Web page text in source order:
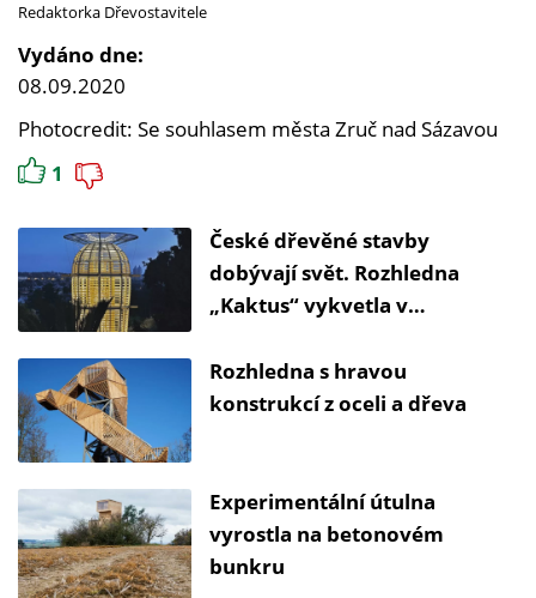
Redaktorka Dřevostavitele
Vydáno dne:
08.09.2020
Photocredit: Se souhlasem města Zruč nad Sázavou
1
České dřevěné stavby
dobývají svět. Rozhledna
„Kaktus“ vykvetla v
Rozhledna s hravou
konstrukcí z oceli a dřeva
Experimentální útulna
vyrostla na betonovém
bunkru